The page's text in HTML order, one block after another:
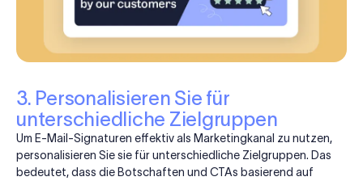
3. Personalisieren Sie für
unterschiedliche Zielgruppen
Um E-Mail-Signaturen effektiv als Marketingkanal zu nutzen,
personalisieren Sie sie für unterschiedliche Zielgruppen. Das
bedeutet, dass die Botschaften und CTAs basierend auf